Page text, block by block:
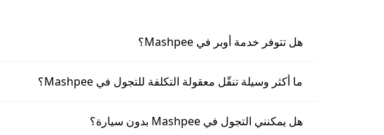
هل تتوفر خدمة أوبر في Mashpee؟
ما أكثر وسيلة تنقّل معقولة التكلفة للتجول في Mashpee؟
هل يمكنني التجول في Mashpee بدون سيارة؟